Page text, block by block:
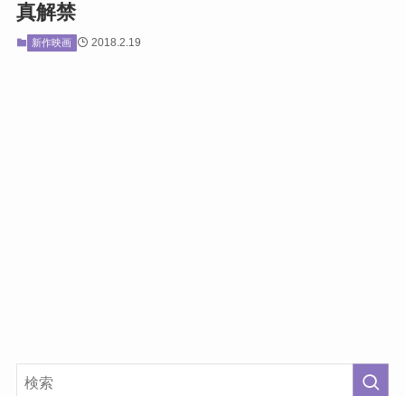
真解禁
新作映画 2018.2.19